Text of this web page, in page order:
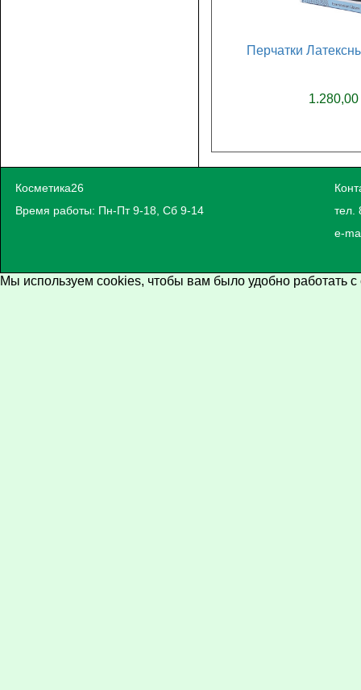
Перчатки
1.280,00
Косметика26
Время работы: Пн-Пт 9-18, Сб 9-14
тел.
e-
Мы используем cookies, чтобы вам было удобно работать с